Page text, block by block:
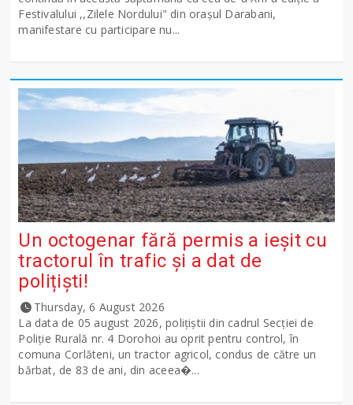
Festivalului ,,Zilele Nordului" din orașul Darabani,
manifestare cu participare nu...
Un octogenar fără permis a ieșit cu
tractorul în trafic și a dat de
polițiști!
Thursday, 6 August 2026
La data de 05 august 2026, polițiștii din cadrul Secției de
Poliție Rurală nr. 4 Dorohoi au oprit pentru control, în
comuna Corlăteni, un tractor agricol, condus de către un
bărbat, de 83 de ani, din aceea�...